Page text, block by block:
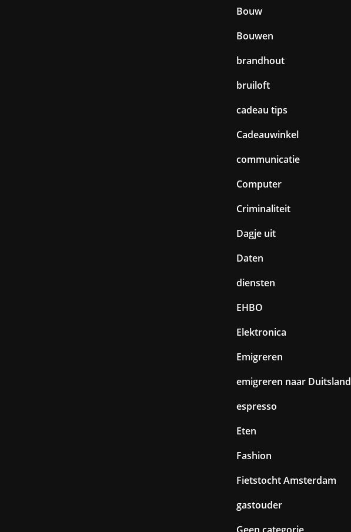
Bouw
Bouwen
brandhout
bruiloft
cadeau tips
Cadeauwinkel
communicatie
Computer
Criminaliteit
Dagje uit
Daten
diensten
EHBO
Elektronica
Emigreren
emigreren naar Duitsland
espresso
Eten
Fashion
Fietstocht Amsterdam
gastouder